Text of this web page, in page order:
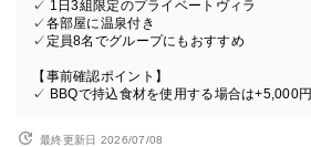
✓ 1日3組限定のプライベートヴィラ
✓各部屋に温泉付き
✓定員8名でグループにもおすすめ
【事前確認ポイント】
✓ BBQで持込食材を使用する場合は+5,000円
最終更新日 2026/07/08